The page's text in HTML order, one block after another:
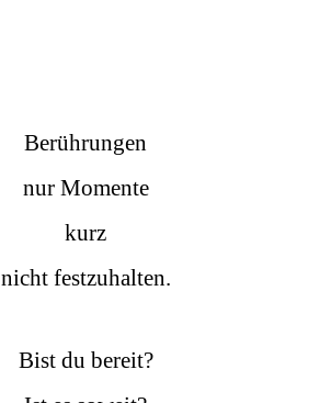
Berührungen
nur Momente
kurz
nicht festzuhalten.
Bist du bereit?